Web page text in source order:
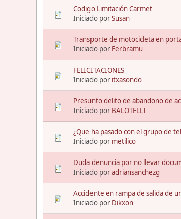
Codigo Limitación Carmet
Iniciado porSusan
Transporte de motocicleta en
Iniciado por Ferbramu
FELICITACIONES
Iniciado por itxasondo
Presunto delito de abandono de
Iniciado por BALOTELLI
¿Que ha pasado con el grupo de
Iniciado por metilico
Duda denuncia por no llevar
Iniciado poradriansanchezg
Accidente en rampa de salida de
Iniciado por Dikxon